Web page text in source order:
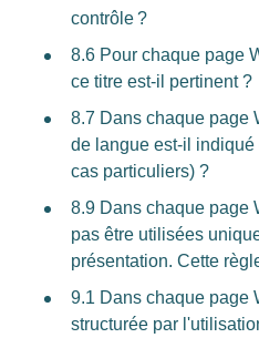
contrôle ?
8.6 Pour chaque page
ce titre est-il pertinent ?
8.7 Dans chaque page
de langue est-il
cas particuliers) ?
8.9 Dans chaque page
pas être utilisées
présentation. Cette
9.1 Dans chaque page
structurée par